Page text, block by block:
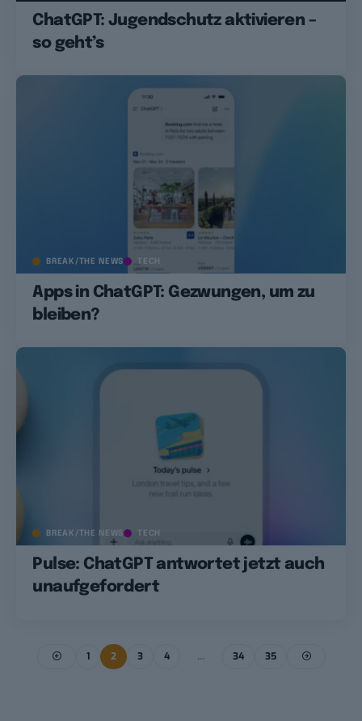
ChatGPT: Jugendschutz aktivieren –
so geht’s
BREAK/THE NEWS TECH
Apps in ChatGPT: Gezwungen, um zu
bleiben?
BREAK/THE NEWS TECH
Pulse: ChatGPT antwortet jetzt auch
unaufgefordert
1 2 3 4 … 34 35